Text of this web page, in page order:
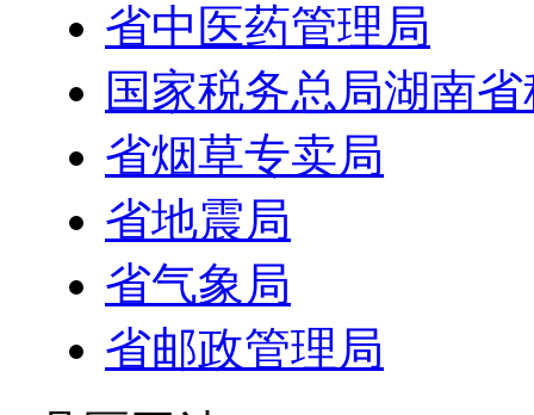
省中医药管理局
国家税务总局湖南
省烟草专卖局
省地震局
省气象局
省邮政管理局